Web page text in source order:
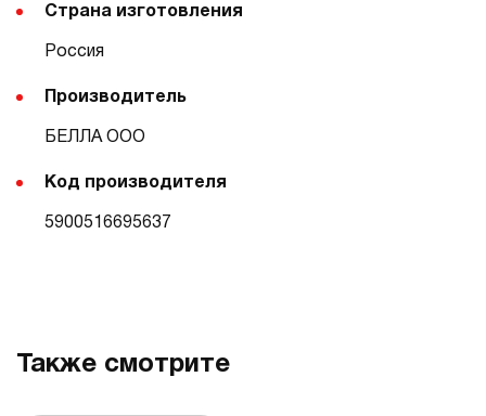
Страна изготовления
Россия
Производитель
БЕЛЛА ООО
Код производителя
5900516695637
Также смотрите